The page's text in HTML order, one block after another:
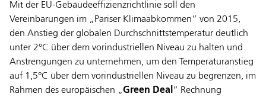
Mit der EU-Gebäudeeffizienzrichtlinie soll den
Vereinbarungen im „Pariser Klimaabkommen“ von 2015,
den Anstieg der globalen Durchschnittstemperatur deutlich
unter 2°C über dem vorindustriellen Niveau zu halten und
Anstrengungen zu unternehmen, um den Temperaturanstieg
auf 1,5°C über dem vorindustriellen Niveau zu begrenzen, im
Rahmen des europäischen „Green Deal “ Rechnung